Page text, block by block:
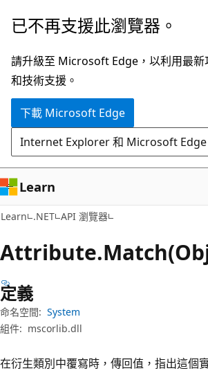
跳
主
要
內
跳
頁
面
內
覽
已不再支援此瀏覽器。
請升級至 Microsoft Edge，以利用最新
和技術支援。
下載 Microsoft Edge
Internet Explorer 和 Microsoft Edge
Learn
Learn .NET API 瀏覽器
Attribute.
定義
命名空間: System
組件: mscorlib.dll
在衍生類別中覆寫時，傳回值，指出這個